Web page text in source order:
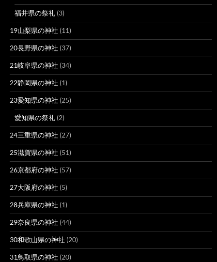
福井県の祭礼 (3)
19山梨県の神社 (11)
20長野県の神社 (37)
21岐阜県の神社 (34)
22静岡県の神社 (1)
23愛知県の神社 (25)
愛知県の祭礼 (2)
24三重県の神社 (27)
25滋賀県の神社 (51)
26京都府の神社 (57)
27大阪府の神社 (5)
28兵庫県の神社 (1)
29奈良県の神社 (44)
30和歌山県の神社 (20)
31鳥取県の神社 (20)